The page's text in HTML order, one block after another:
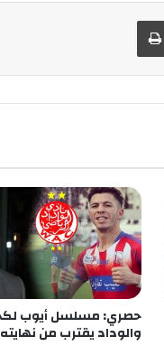
حصري: مسلسل أيوب
والوداد يقترب من نهايته